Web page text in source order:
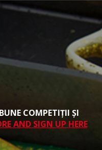
COMPETIȚII ȘI
AND SIGN UP HERE